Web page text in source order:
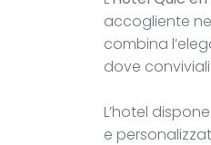
accogliente
combina
dove
L’hotel
e